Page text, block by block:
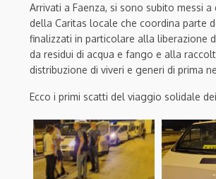
Arrivati a Faenza, si sono subito messi a
della Caritas locale che coordina parte
finalizzati in particolare alla liberazione
da residui di acqua e fango e alla
distribuzione di viveri e generi di prima
Ecco i primi scatti del viaggio solidale